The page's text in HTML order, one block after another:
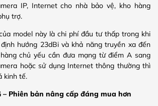
IP, Internet cho nhà bảo vệ, kho hàng
trợ.
model này là chi phí đầu tư thấp trong khi
hướng 23dBi và khả năng truyền xa đến
chủ yếu cần đưa mạng từ điểm A sang
hoặc sử dụng Internet thông thường thì
kinh tế.
– Phiên bản nâng cấp đáng mua hơn